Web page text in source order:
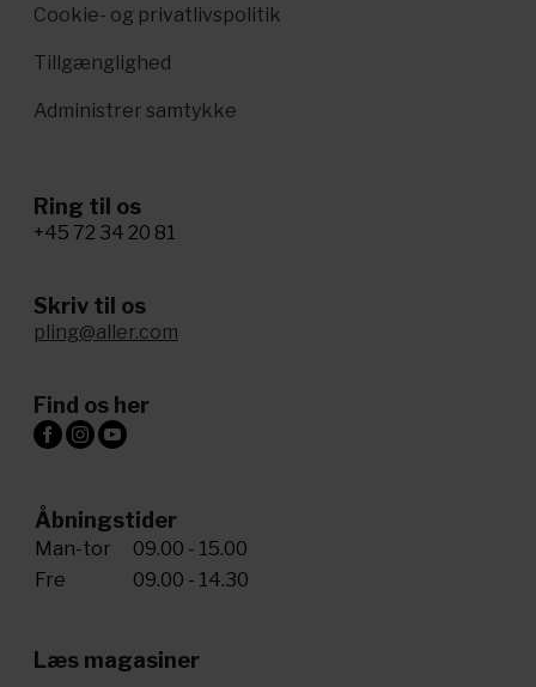
Cookie- og privatlivspolitik
Tillgænglighed
Administrer samtykke
Ring til os
+45 72 34 20 81
Skriv til os
pling@aller.com
Find os her
Åbningstider
Man-tor
09.00 - 15.00
Fre
09.00 - 14.30
Læs magasiner